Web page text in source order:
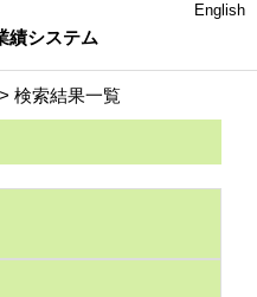
績システム
English
> 検索結果一覧